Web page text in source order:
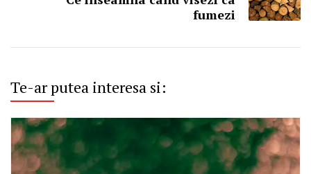
fumezi
Te-ar putea interesa si: